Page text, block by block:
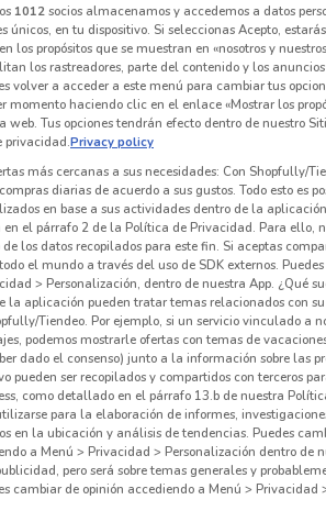
El Palacio de Hierro Woolworth
Sears Sanborns
1012socios almacenamos y accedemos a datos
únicos, en tu dispositivo. Si seleccionas Acepto,
los propósitos que se muestran en «nosotros y
los rastreadores, parte del contenido y los
volver a acceder a este menú para cambiar tus
haciendo clic en el enlace «Mostrar los
Tus opciones tendrán efecto dentro de nuestro
privacidad.Privacy policy
más cercanas a sus necesidades: Con Shopfully/
diarias de acuerdo a sus gustos. Todo esto es
en base a sus actividades dentro de la
el párrafo 2 de la Política de Privacidad. Para ello,
los datos recopilados para este fin. Si aceptas
el mundo a través del uso de SDK externos.
> Personalización, dentro de nuestra App. ¿Qué
la aplicación pueden tratar temas relacionados con
Tiendeo. Por ejemplo, si un servicio vinculado a
podemos mostrarle ofertas con temas de
dado el consenso) junto a la información sobre las
pueden ser recopilados y compartidos con terceros
como detallado en el párrafo 13.b de nuestra
para la elaboración de informes,
en la ubicación y análisis de tendencias. Puedes
a Menú > Privacidad > Personalización dentro de
pero será sobre temas generales y
cambiar de opinión accediendo a Menú > Privacidad